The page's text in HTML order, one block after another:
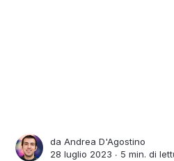
daAndrea D'Agostino
28 luglio 2023 ∙ 5 min. di